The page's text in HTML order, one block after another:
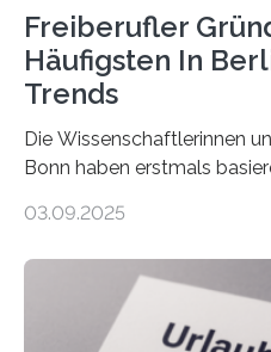
Freiberufler
Häufigsten In
Trends
Die Wissenschaftlerinnen
Bonn haben erstmals
Landkreise mit den meisten
ist demnach Berlin.
der Freiberuflerinnen, so
Berlin starteten in 2024 die
03.09.2025